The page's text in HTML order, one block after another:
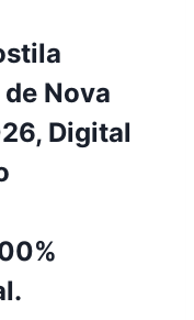
Nova
Digital